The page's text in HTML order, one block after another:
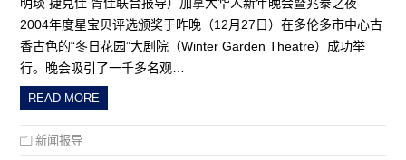
2004年度星宝贝评选颁奖于昨晚（12月27日）在多伦多市中心古
香古色的“冬日花园”大剧院（Winter Garden Theatre）成功举
行。晚会吸引了一千多名观…
READ MORE
新闻报导